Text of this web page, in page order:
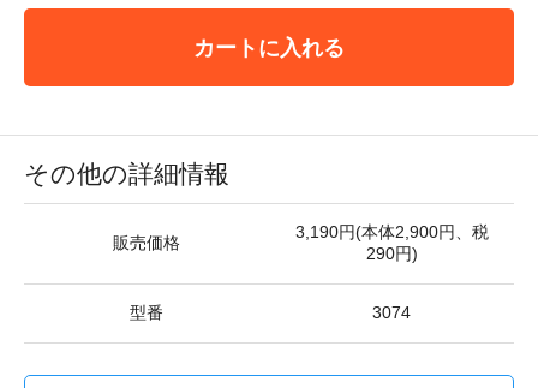
カートに入れる
その他の詳細情報
販売価格
3,190円(本体2,900円、税
290円)
型番 3074